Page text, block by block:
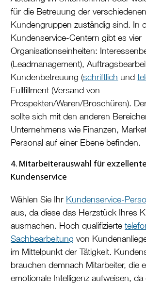
für die Betreuung der verschiedenen
Kundengruppen zuständig sind. In
Kundenservice-Centern gibt es vier
Organisationseinheiten:
(Leadmanagement),
Kundenbetreuung (schriftlich und
Fullfillment (Versand von
Prospekten/Waren/Broschüren).
sollte sich mit den anderen
Unternehmens wie Finanzen,
Personal auf einer Ebene befinden.
4. Mitarbeiterauswahl für
Kundenservice
Wählen Sie Ihr Kundenservice-
aus, da diese das Herzstück Ihres
ausmachen. Hoch qualifizierte
Sachbearbeitung von
im Mittelpunkt der Tätigkeit.
brauchen demnach Mitarbeiter, die
emotionale Intelligenz aufweisen,